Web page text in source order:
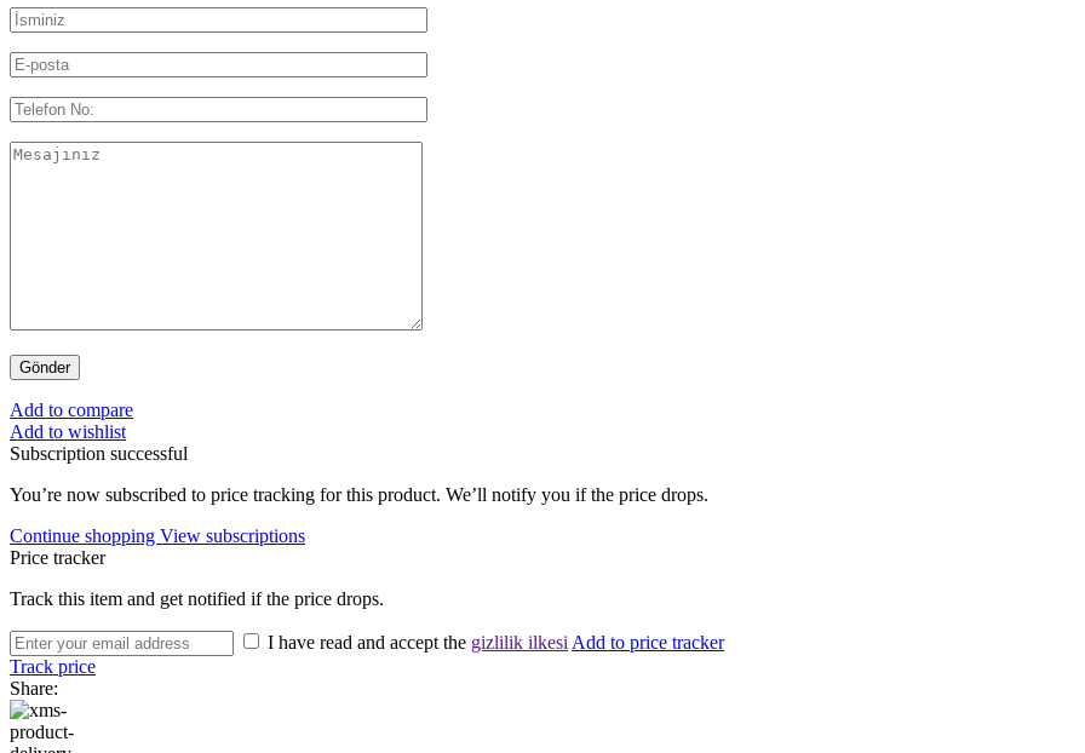
Add to compare
Add to wishlist
Subscription successful
You’re now subscribed to price tracking for this product. We’ll notify you if the price drops.
Continue shopping View subscriptions
Price tracker
Track this item and get notified if the price drops.
I have read and accept the gizlilik ilkesiAdd to price tracker
Track price
Share: